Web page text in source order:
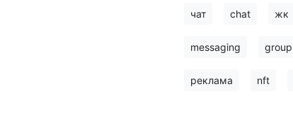
чат chat жк
messaging group
реклама nft